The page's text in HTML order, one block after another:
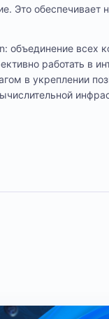
Это обеспечивает
всех
работать в
в укреплении